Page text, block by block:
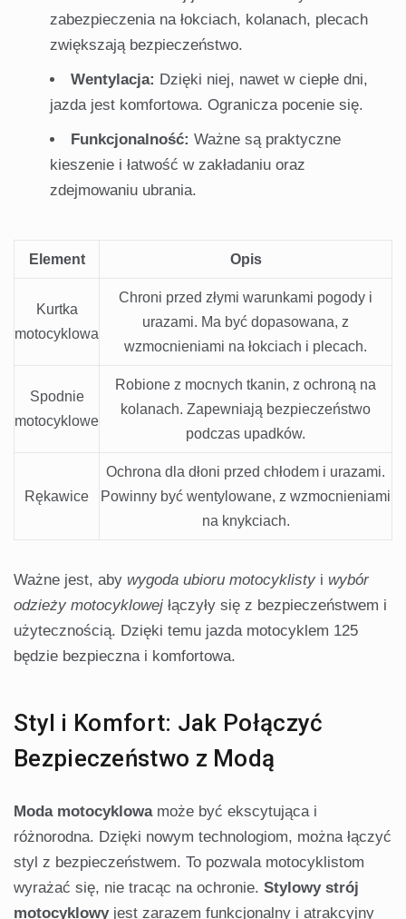
zabezpieczenia na łokciach, kolanach, plecach
zwiększają bezpieczeństwo.
Wentylacja: Dzięki niej, nawet w ciepłe dni,
jazda jest komfortowa. Ogranicza pocenie się.
Funkcjonalność: Ważne są praktyczne
kieszenie i łatwość w zakładaniu oraz
zdejmowaniu ubrania.
Element Opis
Kurtka
motocyklowa
Chroni przed złymi warunkami pogody i
urazami. Ma być dopasowana, z
wzmocnieniami na łokciach i plecach.
Spodnie
motocyklowe
Robione z mocnych tkanin, z ochroną na
kolanach. Zapewniają bezpieczeństwo
podczas upadków.
Rękawice
Ochrona dla dłoni przed chłodem i urazami.
Powinny być wentylowane, z wzmocnieniami
na knykciach.
Ważne jest, aby wygoda ubioru motocyklisty i wybór
odzieży motocyklowej łączyły się z bezpieczeństwem i
użytecznością. Dzięki temu jazda motocyklem 125
będzie bezpieczna i komfortowa.
Styl i Komfort: Jak Połączyć
Bezpieczeństwo z Modą
Moda motocyklowamoże być ekscytująca i
różnorodna. Dzięki nowym technologiom, można łączyć
styl z bezpieczeństwem. To pozwala motocyklistom
wyrażać się, nie tracąc na ochronie. Stylowy strój
motocyklowyjest zarazem funkcjonalny i atrakcyjny